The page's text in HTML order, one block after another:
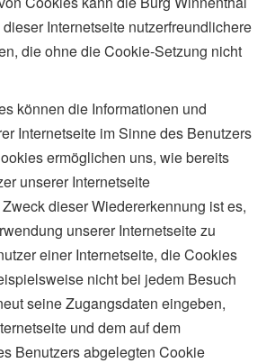
Internetseite nutzerfreundlichere
die ohne die Cookie-Setzung nicht
können die Informationen und
Internetseite im Sinne des Benutzers
ermöglichen uns, wie bereits
unserer Internetseite
dieser Wiedererkennung ist es,
unserer Internetseite zu
einer Internetseite, die Cookies
nicht bei jedem Besuch
seine Zugangsdaten eingeben,
und dem auf dem
Benutzers abgelegten Cookie